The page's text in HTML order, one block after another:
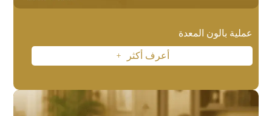
عملية بالون المعدة
أعرف أكثر L